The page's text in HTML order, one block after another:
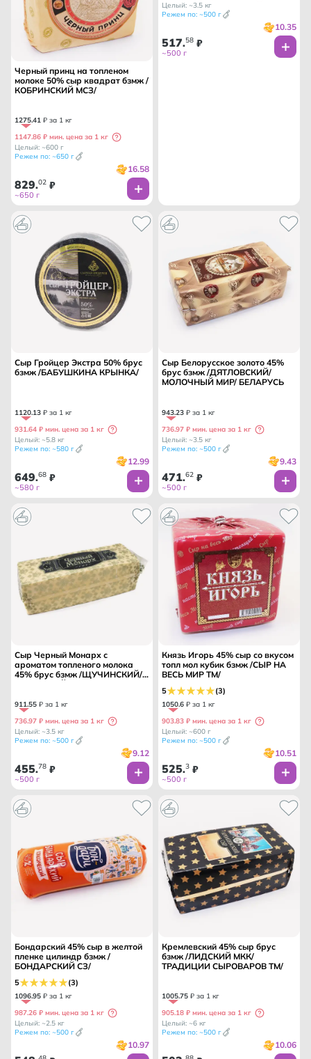
Черный принц на топленом
молоке 50% сыр квадрат бзмж /
КОБРИНСКИЙ МСЗ/
1275.41 ₽ за 1 кг
1147.86 ₽ мин. цена за 1 кг
Целый: ~600 г
Режем по: ~650 г
16.58
829.02 ₽
~650 г
Целый: ~3.5 кг
Режем по: ~500 г
10.35
517.58 ₽
~500 г
Сыр Гройцер Экстра 50% брус
бзмж /БАБУШКИНА КРЫНКА/
1120.13 ₽ за 1 кг
931.64 ₽ мин. цена за 1 кг
Целый: ~5.8 кг
Режем по: ~580 г
12.99
649.68 ₽
~580 г
Сыр Белорусское золото 45%
брус бзмж /ДЯТЛОВСКИЙ/
МОЛОЧНЫЙ МИР/ БЕЛАРУСЬ
943.23 ₽ за 1 кг
736.97 ₽ мин. цена за 1 кг
Целый: ~3.5 кг
Режем по: ~500 г
9.43
471.62 ₽
~500 г
Сыр Черный Монарх с
ароматом топленого молока
45% брус бзмж /ЩУЧИНСКИЙ/
МОЛОЧНЫЙ МИР/ БЕЛАРУСЬ
911.55 ₽ за 1 кг
736.97 ₽ мин. цена за 1 кг
Целый: ~3.5 кг
Режем по: ~500 г
9.12
455.78 ₽
~500 г
Князь Игорь 45% сыр со вкусом
топл мол кубик бзмж /СЫР НА
ВЕСЬ МИР ТМ/
5 (3)
1050.6 ₽ за 1 кг
903.83 ₽ мин. цена за 1 кг
Целый: ~600 г
Режем по: ~500 г
10.51
525.3 ₽
~500 г
Бондарский 45% сыр в желтой
пленке цилиндр бзмж /
БОНДАРСКИЙ СЗ/
5 (3)
1096.95 ₽ за 1 кг
987.26 ₽ мин. цена за 1 кг
Целый: ~2.5 кг
Режем по: ~500 г
10.97
Кремлевский 45% сыр брус
бзмж /ЛИДСКИЙ МКК/
ТРАДИЦИИ СЫРОВАРОВ ТМ/
1005.75 ₽ за 1 кг
905.18 ₽ мин. цена за 1 кг
Целый: ~6 кг
Режем по: ~500 г
10.06